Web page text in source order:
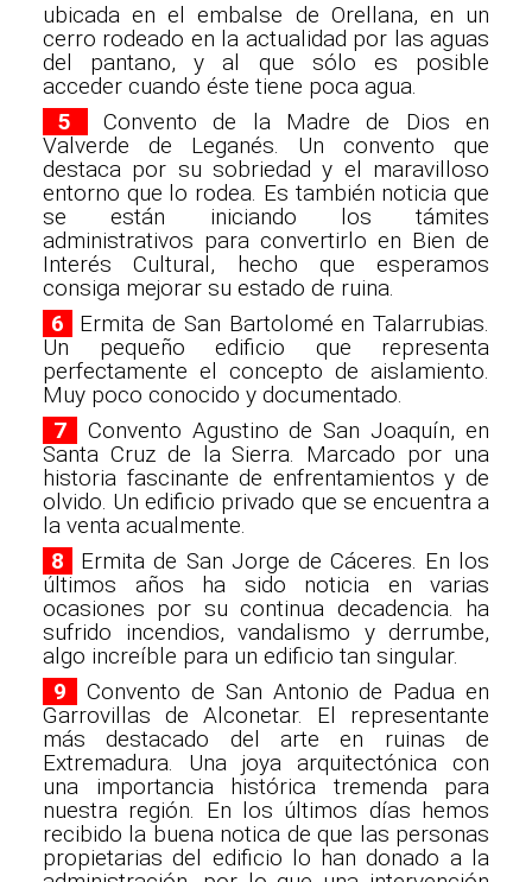
ubicada en el embalse de Orellana, en un
cerro rodeado en la actualidad por las aguas
del pantano, y al que sólo es posible
acceder cuando éste tiene poca agua.
5
Convento de la Madre de Dios en
Valverde de Leganés. Un convento que
destaca por su sobriedad y el maravilloso
entorno que lo rodea. Es también noticia que
se están iniciando los támites
administrativos para convertirlo en Bien de
Interés Cultural, hecho que esperamos
consiga mejorar su estado de ruina.
6
Ermita de San Bartolomé en Talarrubias.
Un pequeño edificio que representa
perfectamente el concepto de aislamiento.
Muy poco conocido y documentado.
7
Convento Agustino de San Joaquín, en
Santa Cruz de la Sierra. Marcado por una
historia fascinante de enfrentamientos y de
olvido. Un edificio privado que se encuentra a
la venta acualmente.
8
Ermita de San Jorge de Cáceres. En los
últimos años ha sido noticia en varias
ocasiones por su continua decadencia. ha
sufrido incendios, vandalismo y derrumbe,
algo increíble para un edificio tan singular.
9
Convento de San Antonio de Padua en
Garrovillas de Alconetar. El representante
más destacado del arte en ruinas de
Extremadura. Una joya arquitectónica con
una importancia histórica tremenda para
nuestra región. En los últimos días hemos
recibido la buena notica de que las personas
propietarias del edificio lo han donado a la